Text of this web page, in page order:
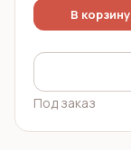
В корзину
Под заказ